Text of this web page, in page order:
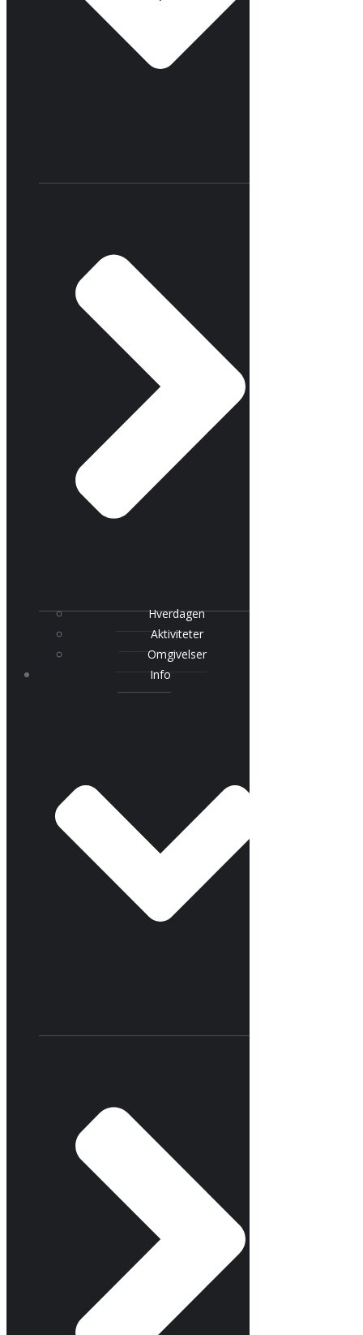
Hverdagen
Aktiviteter
Omgivelser
Info